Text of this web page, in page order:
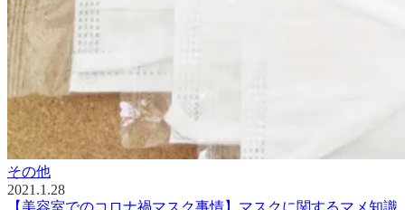
その他
2021.1.28
【美容室でのコロナ禍マスク事情】マスクに関するマメ知識